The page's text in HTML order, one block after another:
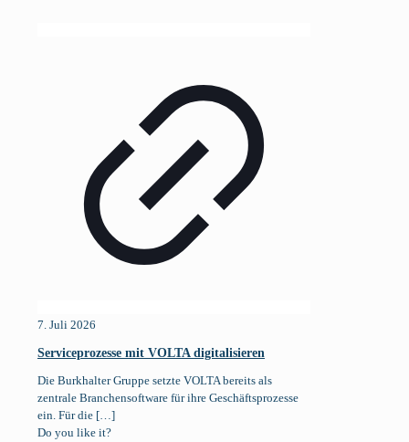
7. Juli 2026
Serviceprozesse mit VOLTA digitalisieren
Die Burkhalter Gruppe setzte VOLTA bereits als
zentrale Branchensoftware für ihre Geschäftsprozesse
ein. Für die […]
Do you like it?